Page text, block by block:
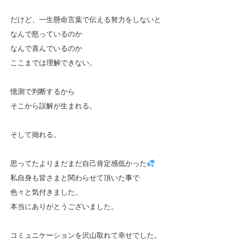
だけど、一生懸命言葉で伝える努力をしないと
なんで怒っているのか
なんで喜んでいるのか
ここまでは理解できない。
憶測で判断するから
そこから誤解が生まれる。
そして拗れる。
思ってたよりまだまだ自己肯定感低かった
私自身も皆さまと関わらせて頂いた事で
色々と気付きました。
本当にありがとうございました。
コミュニケーションを沢山取れて幸せでした。